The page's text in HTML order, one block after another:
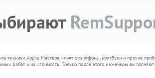
техники Apple. Мастера чинят смартфоны, ноутбуки и прочие
работ и их стоимость. Только после этого инженеры